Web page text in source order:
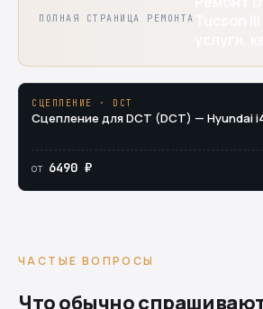
ПОЛНАЯ СТРАНИЦА РЕМОНТА
СЦЕПЛЕНИЕ · DCT
Сцепление для DCT (DCT) — Hyundai
от 6490 ₽
ЧАСТЫЕ ВОПРОСЫ
Что обычно